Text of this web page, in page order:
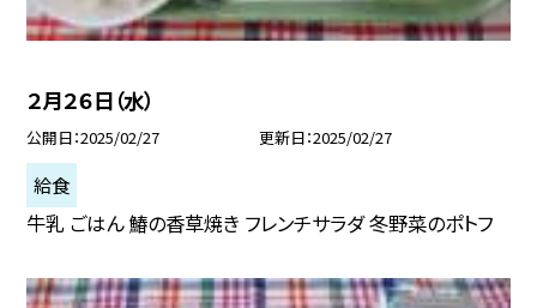
２月２６日（水）
公開日 2025/02/27 更新日 2025/02/27
給食
牛乳 ごはん 鰆の香草焼き フレンチサラダ 冬野菜のポトフ